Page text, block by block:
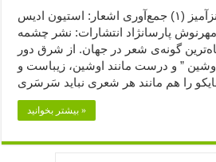
نام کتاب: هایکوهای طنزآمیز (۱) جمع‌آوری اشعار: استیون ادیس
پارسانژاد انتشارات: نشر چشمه
گونه‌ی شعر در جهان. از شرق دور
” و درست مانند اوشین، زیباست و
بیشتر بخوانید »